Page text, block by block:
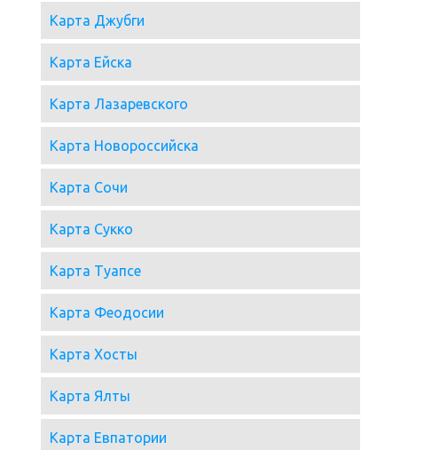
Карта Джубги
Карта Ейска
Карта Лазаревского
Карта Новороссийска
Карта Сочи
Карта Сукко
Карта Туапсе
Карта Феодосии
Карта Хосты
Карта Ялты
Карта Евпатории